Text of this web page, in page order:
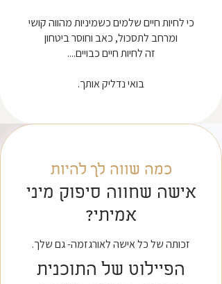
כי לחיות חיים שלמים כשמיניות מהווה קושי
ומרחב לתסכול, כאב וחוסר ביטחון
זה לחיות חיים כבויים....
בואי נדליק אותך.
כמה שווה לך להיות
אישה שחווה סיפוק מיני
אמיתי?
זכותה של כל אישה לאורגזמה- גם שלך.
הפיילוט של התוכנית